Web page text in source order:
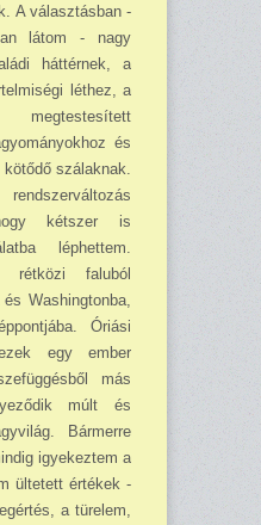
A választásban -
látom - nagy
háttérnek, a
léthez, a
megtestesített
és
szálaknak.
kétszer is
léphettem.
faluból
Washingtonba,
Óriási
egy ember
más
múlt és
Bármerre
igyekeztem a
ültetett értékek -
a türelem,